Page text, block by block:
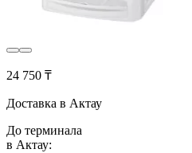
24 750 ₸
Доставка в Актау
До терминала
в Актау: